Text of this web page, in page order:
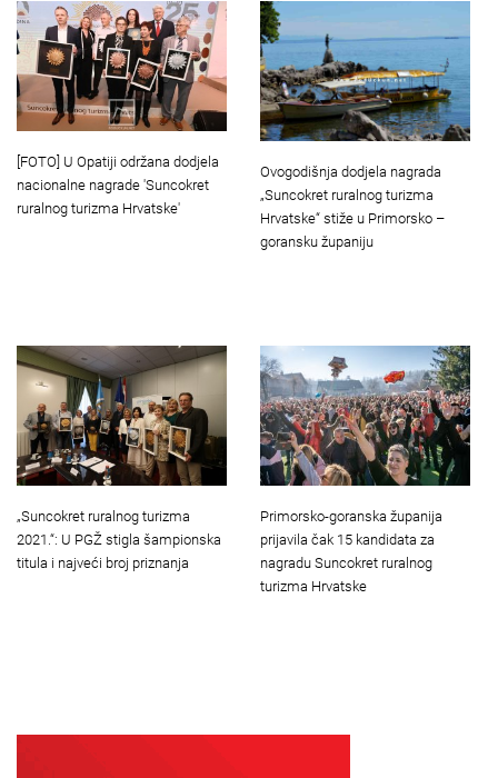
[FOTO] U Opatiji održana dodjela
nacionalne nagrade 'Suncokret
ruralnog turizma Hrvatske'
Ovogodišnja dodjela nagrada
„Suncokret ruralnog turizma
Hrvatske“ stiže u Primorsko –
goransku županiju
„Suncokret ruralnog turizma
2021.“: U PGŽ stigla šampionska
titula i najveći broj priznanja
Primorsko-goranska županija
prijavila čak 15 kandidata za
nagradu Suncokret ruralnog
turizma Hrvatske